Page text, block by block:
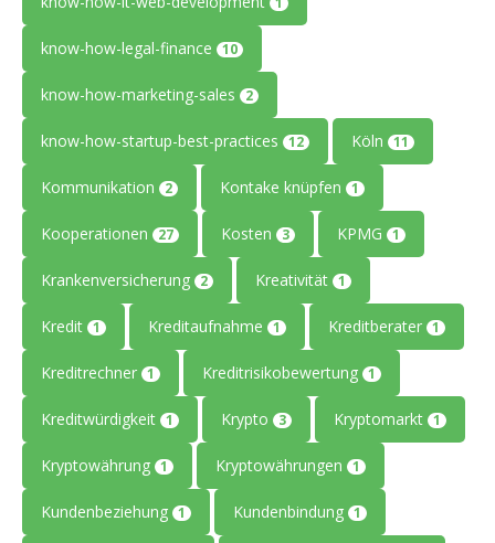
know-how-legal-finance 10
know-how-marketing-sales 2
know-how-startup-best-practices 12 Köln 11
Kommunikation 2 Kontake knüpfen 1
Kooperationen 27 Kosten 3 KPMG 1
Krankenversicherung 2 Kreativität 1
Kredit 1 Kreditaufnahme 1 Kreditberater 1
Kreditrechner 1 Kreditrisikobewertung 1
Kreditwürdigkeit 1 Krypto 3 Kryptomarkt 1
Kryptowährung 1 Kryptowährungen 1
Kundenbeziehung 1 Kundenbindung 1